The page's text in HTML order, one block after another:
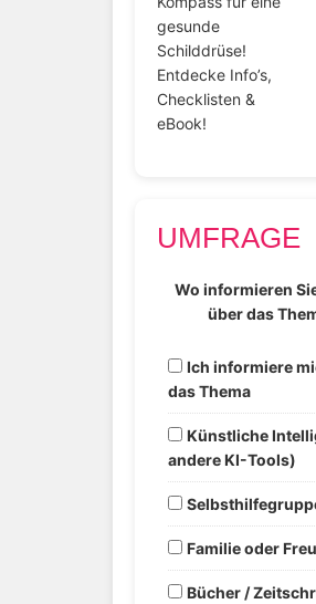
gesunde
Schilddrüse!
Entdecke Info’s,
Checklisten &
eBook!
UMFRAGE
Wo informieren
über das
Ich informiere
das Thema
Künstliche
andere KI-Tools)
Familie oder
Bücher /